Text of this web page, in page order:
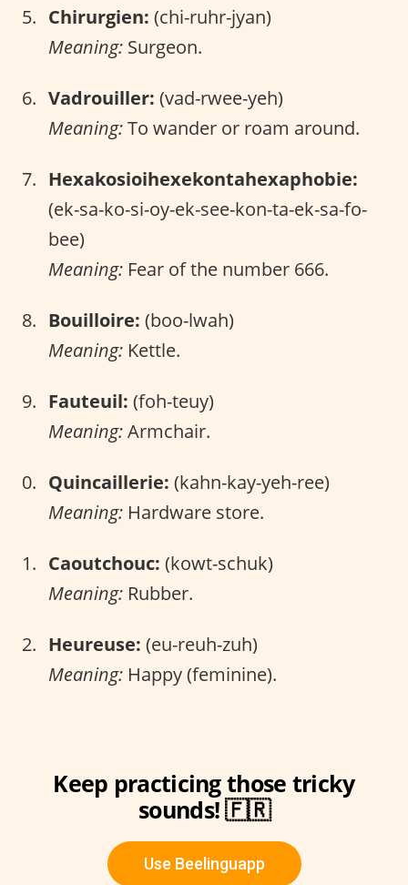
Chirurgien: (chi-ruhr-jyan)
Meaning: Surgeon.
Vadrouiller: (vad-rwee-yeh)
Meaning:To wander or roam around.
Hexakosioihexekontahexaphobie:
(ek-sa-ko-si-oy-ek-see-kon-ta-ek-sa-fo-
bee)
Meaning: Fear of the number 666.
Bouilloire: (boo-lwah)
Meaning: Kettle.
Fauteuil: (foh-teuy)
Meaning:Armchair.
Quincaillerie: (kahn-kay-yeh-ree)
Meaning: Hardware store.
Caoutchouc: (kowt-schuk)
Meaning: Rubber.
Heureuse: (eu-reuh-zuh)
Meaning: Happy (feminine).
Keep practicing those tricky
sounds! 🇫🇷
Use Beelinguapp